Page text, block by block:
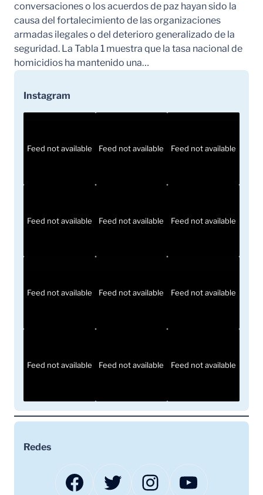
conversaciones o los acuerdos de paz hayan sido la
causa del fortalecimiento de las organizaciones
armadas ilegales o del deterioro generalizado de la
seguridad. La Tabla 1 muestra que la tasa nacional de
homicidios ha mantenido una…
Instagram
Feed not available Feed not available Feed not available
Feed not available Feed not available Feed not available
Feed not available Feed not available Feed not available
Feed not available Feed not available Feed not available
Redes
Facebook Twitter Instagram YouTube